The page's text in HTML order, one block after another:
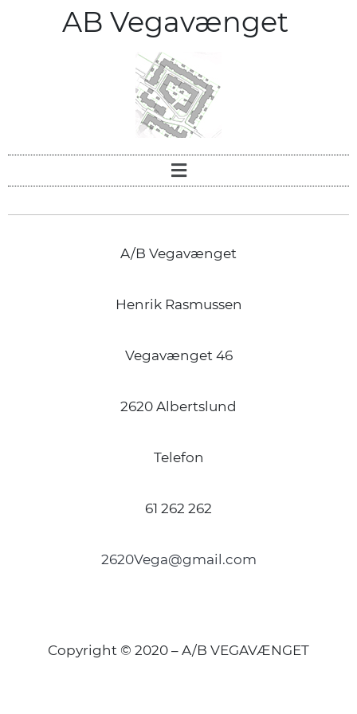
AB Vegavænget
A/B Vegavænget
Henrik Rasmussen
Vegavænget 46
2620 Albertslund
Telefon
61 262 262
2620Vega@gmail.com
Copyright © 2020 – A/B VEGAVÆNGET